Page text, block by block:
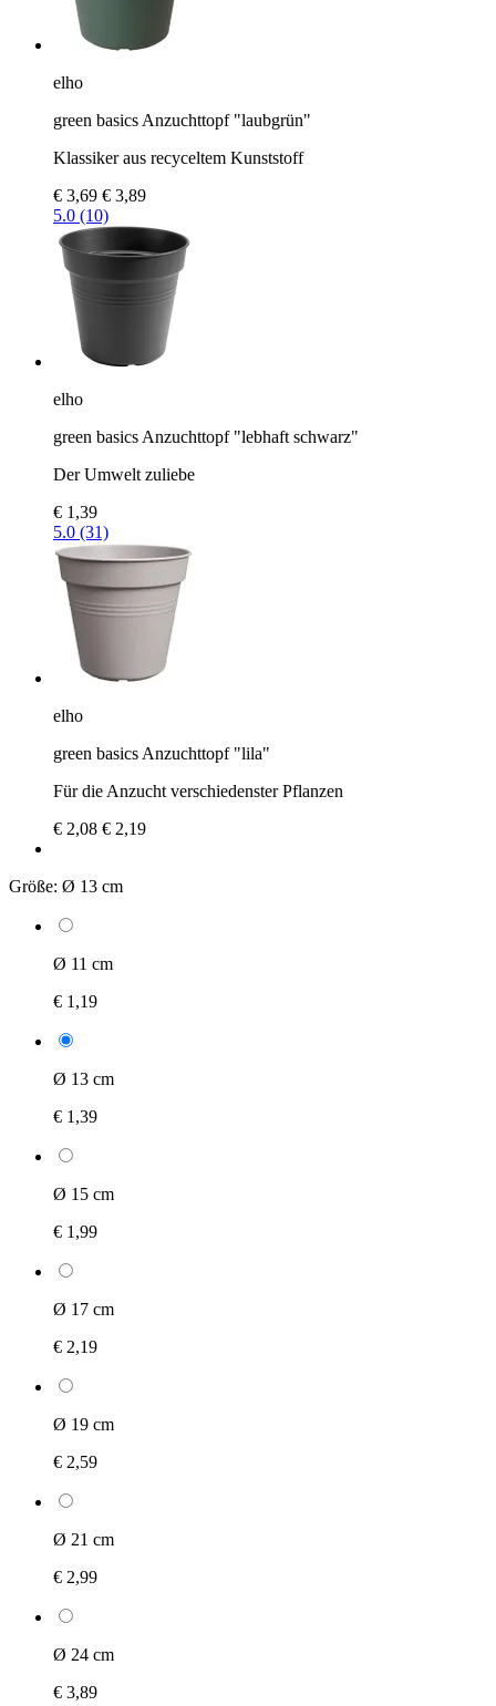
elho
green basics Anzuchttopf "laubgrün"
Klassiker aus recyceltem Kunststoff
€ 3,69 € 3,89
5.0 (10)
elho
green basics Anzuchttopf "lebhaft schwarz"
Der Umwelt zuliebe
€ 1,39
5.0 (31)
elho
green basics Anzuchttopf "lila"
Für die Anzucht verschiedenster Pflanzen
€ 2,08 € 2,19
Größe: Ø 13 cm
Ø 11 cm
€ 1,19
Ø 13 cm
€ 1,39
Ø 15 cm
€ 1,99
Ø 17 cm
€ 2,19
Ø 19 cm
€ 2,59
Ø 21 cm
€ 2,99
Ø 24 cm
€ 3,89